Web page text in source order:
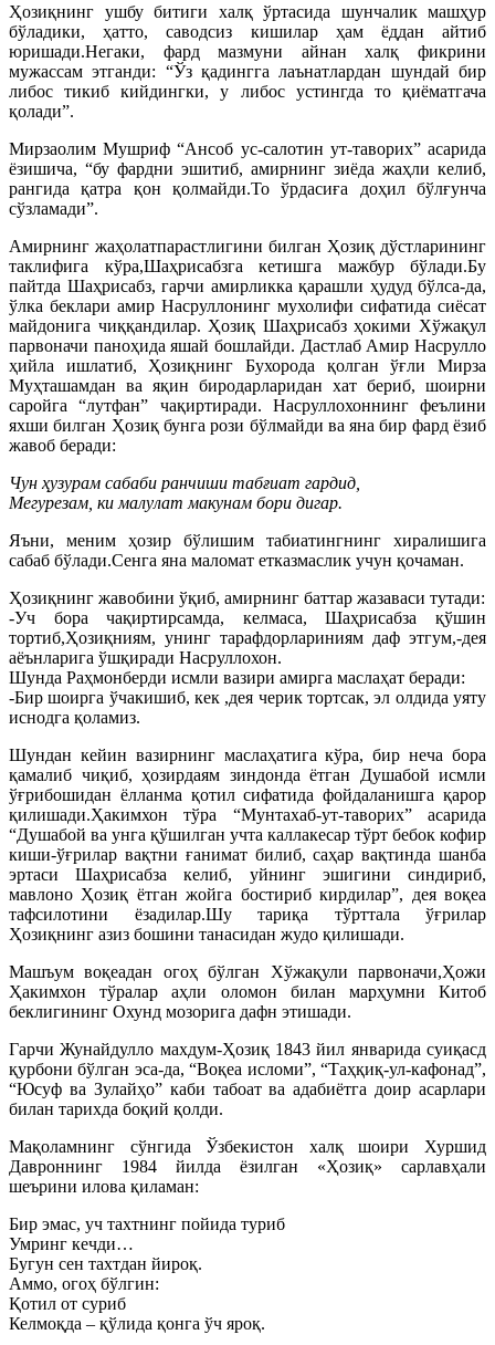
Ҳозиқнинг ушбу битиги халқ ўртасида шунчалик машҳур
бўладики, ҳатто, саводсиз кишилар ҳам ёддан айтиб
юришади.Негаки, фард мазмуни айнан халқ фикрини
мужассам этганди: “Ўз қадингга лаънатлардан шундай бир
либос тикиб кийдингки, у либос устингда то қиёматгача
қолади”.
Мирзаолим Мушриф “Ансоб ус-салотин ут-таворих” асарида
ёзишича, “бу фардни эшитиб, амирнинг зиёда жаҳли келиб,
рангида қатра қон қолмайди.То ўрдасиға доҳил бўлғунча
сўзламади”.
Амирнинг жаҳолатпарастлигини билган Ҳозиқ дўстларининг
таклифига кўра,Шаҳрисабзга кетишга мажбур бўлади.Бу
пайтда Шаҳрисабз, гарчи амирликка қарашли ҳудуд бўлса-да,
ўлка беклари амир Насруллонинг мухолифи сифатида сиёсат
майдонига чиққандилар. Ҳозиқ Шаҳрисабз ҳокими Хўжақул
парвоначи паноҳида яшай бошлайди. Дастлаб Амир Насрулло
ҳийла ишлатиб, Ҳозиқнинг Бухорода қолган ўғли Мирза
Муҳташамдан ва яқин биродарларидан хат бериб, шоирни
саройга “лутфан” чақиртиради. Насруллохоннинг феълини
яхши билган Ҳозиқ бунга рози бўлмайди ва яна бир фард ёзиб
жавоб беради:
Чун ҳузурам сабаби ранчиши табғиат гардид,
Мегурезам, ки малулат макунам бори дигар.
Яъни, меним ҳозир бўлишим табиатингнинг хиралишига
сабаб бўлади.Сенга яна маломат етказмаслик учун қочаман.
Ҳозиқнинг жавобини ўқиб, амирнинг баттар жазаваси тутади:
-Уч бора чақиртирсамда, келмаса, Шаҳрисабза қўшин
тортиб,Ҳозиқниям, унинг тарафдорлариниям даф этгум,-дея
аёънларига ўшқиради Насруллохон.
Шунда Раҳмонберди исмли вазири амирга маслаҳат беради:
-Бир шоирга ўчакишиб, кек ,дея черик тортсак, эл олдида уяту
иснодга қоламиз.
Шундан кейин вазирнинг маслаҳатига кўра, бир неча бора
қамалиб чиқиб, ҳозирдаям зиндонда ётган Душабой исмли
ўғрибошидан ёлланма қотил сифатида фойдаланишга қарор
қилишади.Ҳакимхон тўра “Мунтахаб-ут-таворих” асарида
“Душабой ва унга қўшилган учта каллакесар тўрт бебок кофир
киши-ўғрилар вақтни ғанимат билиб, саҳар вақтинда шанба
эртаси Шаҳрисабза келиб, уйнинг эшигини синдириб,
мавлоно Ҳозиқ ётган жойга бостириб кирдилар”, дея воқеа
тафсилотини ёзадилар.Шу тариқа тўрттала ўғрилар
Ҳозиқнинг азиз бошини танасидан жудо қилишади.
Машъум воқеадан огоҳ бўлган Хўжақули парвоначи,Ҳожи
Ҳакимхон тўралар аҳли оломон билан марҳумни Китоб
беклигининг Охунд мозорига дафн этишади.
Гарчи Жунайдулло махдум-Ҳозиқ 1843 йил январида суиқасд
қурбони бўлган эса-да, “Воқеа исломи”, “Таҳқиқ-ул-кафонад”,
“Юсуф ва Зулайҳо” каби табоат ва адабиётга доир асарлари
билан тарихда боқий қолди.
Мақоламнинг сўнгида Ўзбекистон халқ шоири Хуршид
Давроннинг 1984 йилда ёзилган «Ҳозиқ» сарлавҳали
шеърини илова қиламан:
Бир эмас, уч тахтнинг пойида туриб
Умринг кечди…
Бугун сен тахтдан йироқ.
Аммо, огоҳ бўлгин:
Қотил от суриб
Келмоқда – қўлида қонга ўч яроқ.